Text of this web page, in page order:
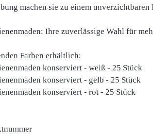
machen sie zu einem
Ihre zuverlässige Wahl für
Farben erhältlich:
konserviert - weiß - 25 Stück
konserviert - gelb - 25 Stück
konserviert - rot - 25 Stück